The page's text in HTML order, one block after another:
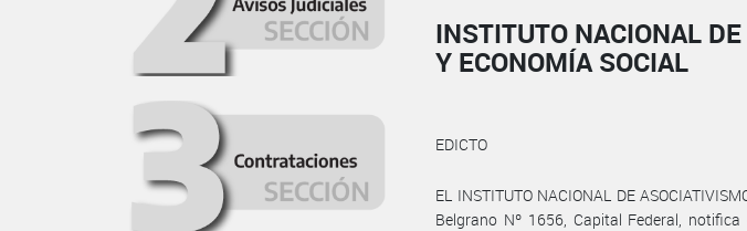
INSTITUTO NACIONAL
Y ECONOMÍA SOCIAL
EDICTO
EL INSTITUTO NACIONAL DE
Belgrano Nº 1656, Capital Federal,